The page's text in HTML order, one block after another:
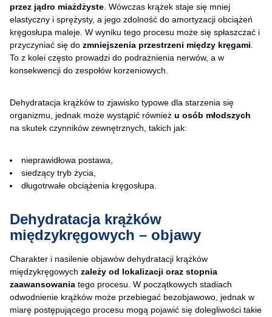
przez jądro miażdżyste. Wówczas krążek staje się mniej
elastyczny i sprężysty, a jego zdolność do amortyzacji obciążeń
kręgosłupa maleje. W wyniku tego procesu może się spłaszczać i
przyczyniać się do zmniejszenia przestrzeni między kręgami.
To z kolei często prowadzi do podrażnienia nerwów, a w
konsekwencji do zespołów korzeniowych.
Dehydratacja krążków to zjawisko typowe dla starzenia się
organizmu, jednak może wystąpić również u osób młodszych
na skutek czynników zewnętrznych, takich jak:
nieprawidłowa postawa,
siedzący tryb życia,
długotrwałe obciążenia kręgosłupa.
Dehydratacja krążków
międzykręgowych – objawy
Charakter i nasilenie objawów dehydratacji krążków
międzykręgowych zależy od lokalizacji oraz stopnia
zaawansowania tego procesu. W początkowych stadiach
odwodnienie krążków może przebiegać bezobjawowo, jednak w
miarę postępującego procesu mogą pojawić się dolegliwości takie